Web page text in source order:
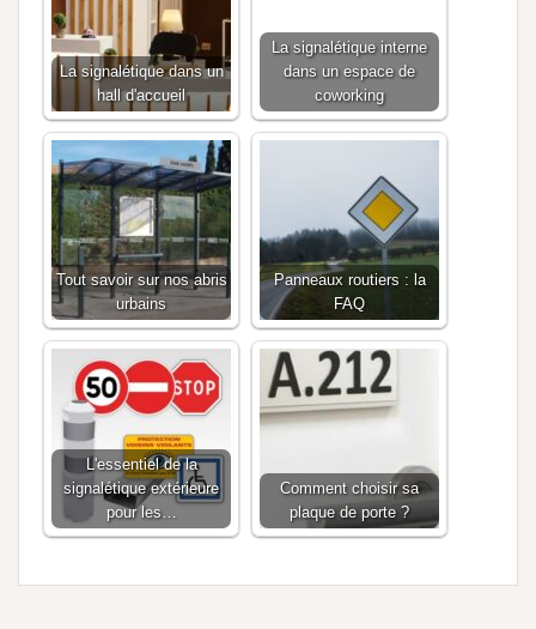
La signalétique dans un
hall d'accueil
La signalétique interne
dans un espace de
coworking
Tout savoir sur nos abris
urbains
Panneaux routiers : la
FAQ
L'essentiel de la
signalétique extérieure
pour les…
Comment choisir sa
plaque de porte ?